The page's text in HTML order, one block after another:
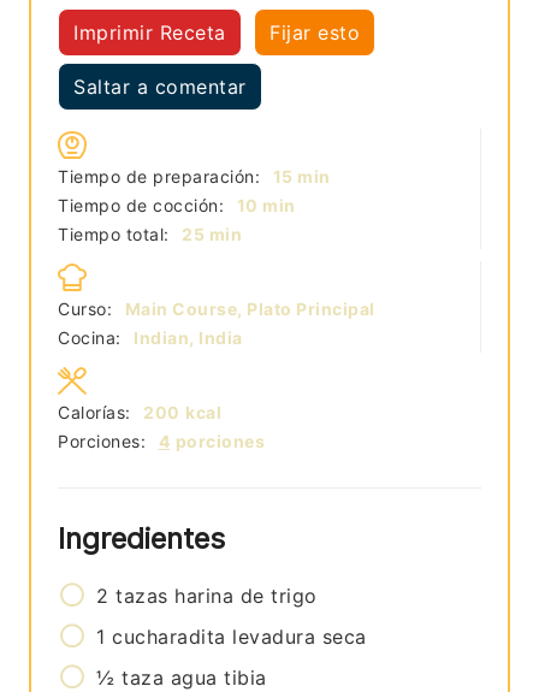
Imprimir Receta Fijar esto
Saltar a comentar
Tiempo de preparación: 15 minutos
min
Tiempo de cocción:
10 minutos
min
Tiempo total:
25 minutos
min
Curso:
Main Course, Plato Principal
Cocina:
Indian, India
Porciones: 4 porciones
Calorías: 200 kcal
Ingredientes
2 tazas harina de trigo
1 cucharadita levadura seca
½ taza agua tibia